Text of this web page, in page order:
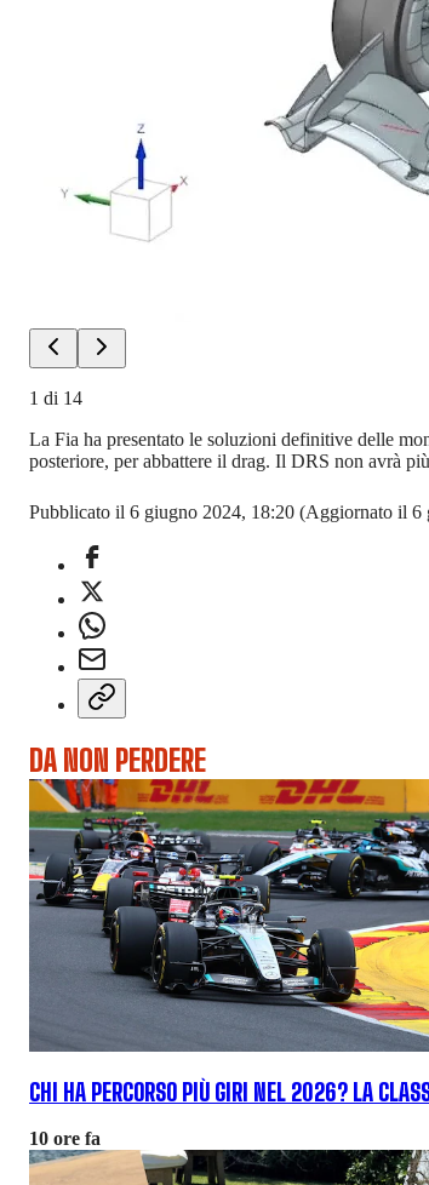
1 di 14
La Fia ha presentato le soluzioni definitive delle
posteriore, per abbattere il drag. Il DRS non avrà
Pubblicato il 6 giugno 2024, 18:20 (Aggiornato il 6
DA NON PERDERE
CHI HA PERCORSO PIÙ GIRI NEL 2026? LA
10 ore fa